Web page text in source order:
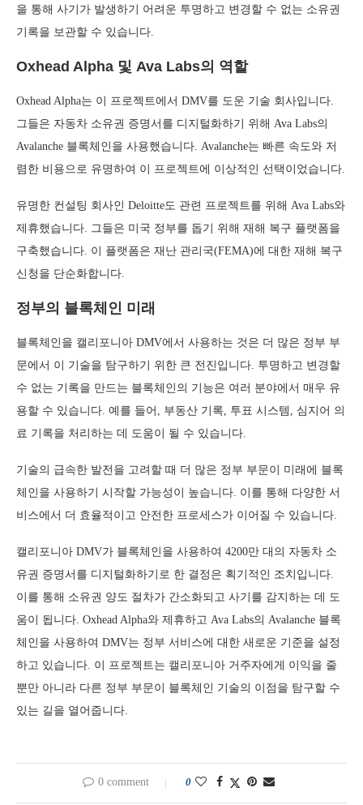
을 통해 사기가 발생하기 어려운 투명하고 변경할 수 없는 소유권
기록을 보관할 수 있습니다.
Oxhead Alpha 및 Ava Labs의 역할
Oxhead Alpha는 이 프로젝트에서 DMV를 도운 기술 회사입니다.
그들은 자동차 소유권 증명서를 디지털화하기 위해 Ava Labs의
Avalanche 블록체인을 사용했습니다. Avalanche는 빠른 속도와 저
렴한 비용으로 유명하여 이 프로젝트에 이상적인 선택이었습니다.
유명한 컨설팅 회사인 Deloitte도 관련 프로젝트를 위해 Ava Labs와
제휴했습니다. 그들은 미국 정부를 돕기 위해 재해 복구 플랫폼을
구축했습니다. 이 플랫폼은 재난 관리국(FEMA)에 대한 재해 복구
신청을 단순화합니다.
정부의 블록체인 미래
블록체인을 캘리포니아 DMV에서 사용하는 것은 더 많은 정부 부
문에서 이 기술을 탐구하기 위한 큰 전진입니다. 투명하고 변경할
수 없는 기록을 만드는 블록체인의 기능은 여러 분야에서 매우 유
용할 수 있습니다. 예를 들어, 부동산 기록, 투표 시스템, 심지어 의
료 기록을 처리하는 데 도움이 될 수 있습니다.
기술의 급속한 발전을 고려할 때 더 많은 정부 부문이 미래에 블록
체인을 사용하기 시작할 가능성이 높습니다. 이를 통해 다양한 서
비스에서 더 효율적이고 안전한 프로세스가 이어질 수 있습니다.
캘리포니아 DMV가 블록체인을 사용하여 4200만 대의 자동차 소
유권 증명서를 디지털화하기로 한 결정은 획기적인 조치입니다.
이를 통해 소유권 양도 절차가 간소화되고 사기를 감지하는 데 도
움이 됩니다. Oxhead Alpha와 제휴하고 Ava Labs의 Avalanche 블록
체인을 사용하여 DMV는 정부 서비스에 대한 새로운 기준을 설정
하고 있습니다. 이 프로젝트는 캘리포니아 거주자에게 이익을 줄
뿐만 아니라 다른 정부 부문이 블록체인 기술의 이점을 탐구할 수
있는 길을 열어줍니다.
0 comment 0